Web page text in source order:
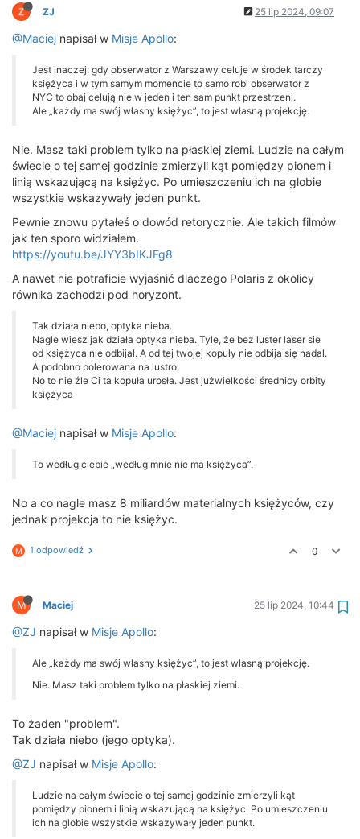
ZJ 25 lip 2024, 09:07
@Maciej napisał w Misje Apollo:
Jest inaczej: gdy obserwator z Warszawy celuje w środek tarczy
księżyca i w tym samym momencie to samo robi obserwator z
NYC to obaj celują nie w jeden i ten sam punkt przestrzeni.
Ale „każdy ma swój własny księżyc”, to jest własną projekcję.
Nie. Masz taki problem tylko na płaskiej ziemi. Ludzie na całym
świecie o tej samej godzinie zmierzyli kąt pomiędzy pionem i
linią wskazującą na księżyc. Po umieszczeniu ich na globie
wszystkie wskazywały jeden punkt.
Pewnie znowu pytałeś o dowód retorycznie. Ale takich filmów
jak ten sporo widziałem.
https://youtu.be/JYY3bIKJFg8
A nawet nie potraficie wyjaśnić dlaczego Polaris z okolicy
równika zachodzi pod horyzont.
Tak działa niebo, optyka nieba.
Nagle wiesz jak działa optyka nieba. Tyle, że bez luster laser sie
od księżyca nie odbijał. A od tej twojej kopuły nie odbija się nadal.
A podobno polerowana na lustro.
No to nie źle Ci ta kopuła urosła. Jest jużwielkości średnicy orbity
księżyca
@Maciej napisał w Misje Apollo:
To według ciebie „według mnie nie ma księżyca”.
No a co nagle masz 8 miliardów materialnych księżyców, czy
jednak projekcja to nie księżyc.
M 1 odpowiedź 0
M Maciej 25 lip 2024, 10:44
@ZJ napisał w Misje Apollo:
Ale „każdy ma swój własny księżyc”, to jest własną projekcję.
Nie. Masz taki problem tylko na płaskiej ziemi.
To żaden "problem".
Tak działa niebo (jego optyka).
@ZJ napisał w Misje Apollo:
Ludzie na całym świecie o tej samej godzinie zmierzyli kąt
pomiędzy pionem i linią wskazującą na księżyc. Po umieszczeniu
ich na globie wszystkie wskazywały jeden punkt.